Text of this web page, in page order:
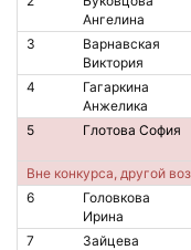
Ангелина
3
Варнавская
Виктория
4
Гагаркина
Анжелика
5 Глотова София
Вне конкурса, другой
6
Головкова
Ирина
7
Зайцева